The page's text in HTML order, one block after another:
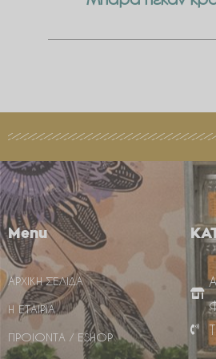
Menu
ΑΡΧΙΚΗ ΣΕΛΙΔΑ
Η ΕΤΑΙΡΙΑ
ΠΡΟΙΟΝΤΑ / ESHOP